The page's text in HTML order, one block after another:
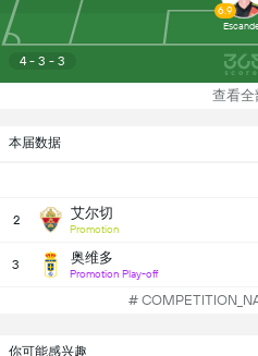
本届数据
2 艾尔切
Promotion
3 奥维多
Promotion Play-off
#
4 - 3 - 3
6.9
查看全
你可能感兴趣